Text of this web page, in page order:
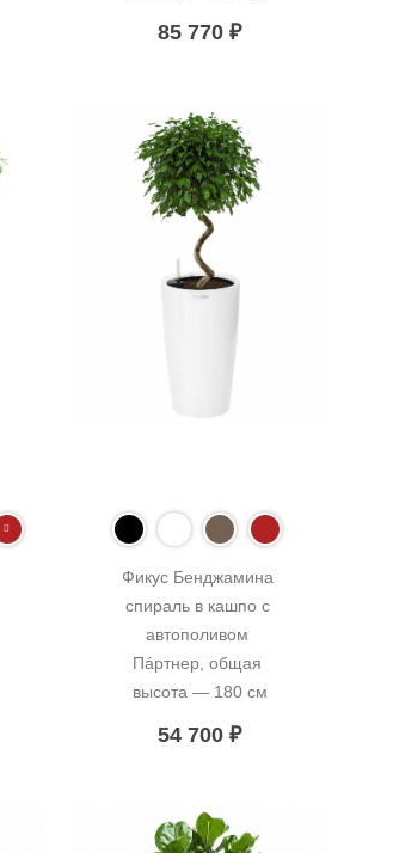
85 770₽
Фикус Бенджамина
спираль в кашпо с
автополивом
Пáртнер, общая
высота — 180 см
54 700₽